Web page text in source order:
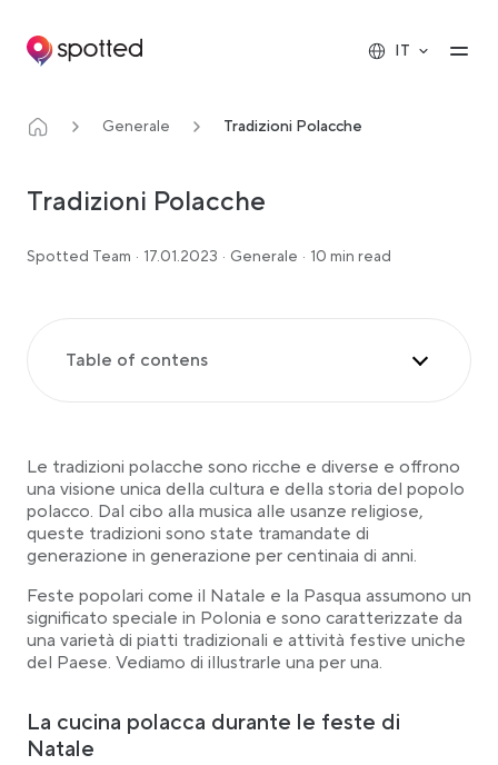
Main navigation
IT
Generale Tradizioni Polacche
Tradizioni Polacche
Spotted Team · 17.01.2023 · Generale · 10 min read
Table of contens
Tradizioni Polacche: Festival tradizionali e musica
popolare
La musica: una tradizione polacca di creatività
Il Krakowiak
L’Oberek
La Mazurka e la Polonaise
Onorare l’ospite: L’ospitalità Polacca
Mostratevi riconoscenti con dei regali:
Come comportarsi:
Le tradizioni polacche sono ricche e diverse e offrono
una visione unica della cultura e della storia del popolo
polacco. Dal cibo alla musica alle usanze religiose,
queste tradizioni sono state tramandate di
generazione in generazione per centinaia di anni.
Feste popolari come il Natale e la Pasqua assumono un
significato speciale in Polonia e sono caratterizzate da
una varietà di piatti tradizionali e attività festive uniche
del Paese. Vediamo di illustrarle una per una.
La cucina polacca durante le feste di
Natale